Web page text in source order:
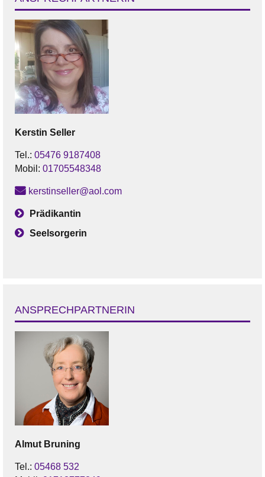
Kerstin Seller
Tel.: 05476 9187408
Mobil: 01705548348
kerstinseller@aol.com
Prädikantin
Seelsorgerin
ANSPRECHPARTNERIN
Almut Bruning
Tel.: 05468 532